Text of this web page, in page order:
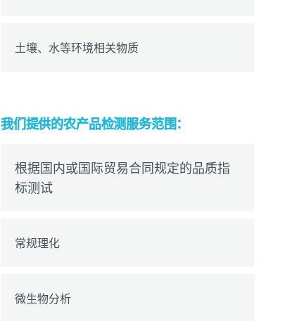
土壤、水等环境相关物质
我们提供的农产品检测服务范围 ：
根据国内或国际贸易合同规定的品质指
标测试
常规理化
微生物分析